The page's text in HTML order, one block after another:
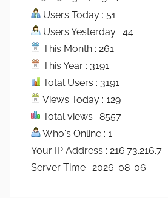
Users Today : 51
Users Yesterday : 44
This Month : 261
This Year : 3191
Total Users : 3191
Views Today : 129
Total views : 8557
Who's Online : 1
Your IP Address : 216.73.216.7
Server Time : 2026-08-06